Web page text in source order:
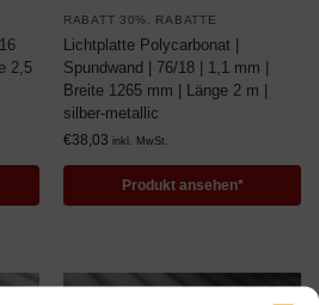
2,5
RABATT 30% RABATTE
Lichtplatte Polycarbonat |
Spundwand | 76/18 | 1,1 mm |
Breite 1265 mm | Länge 2 m |
silber-metallic
€38,03 inkl. MwSt.
Produkt ansehen*